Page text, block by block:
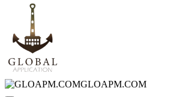
GLOAPM.COM